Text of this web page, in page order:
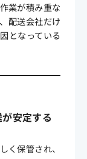
業が積み重な
配送会社だけ
となっている
安定する
く保管され、